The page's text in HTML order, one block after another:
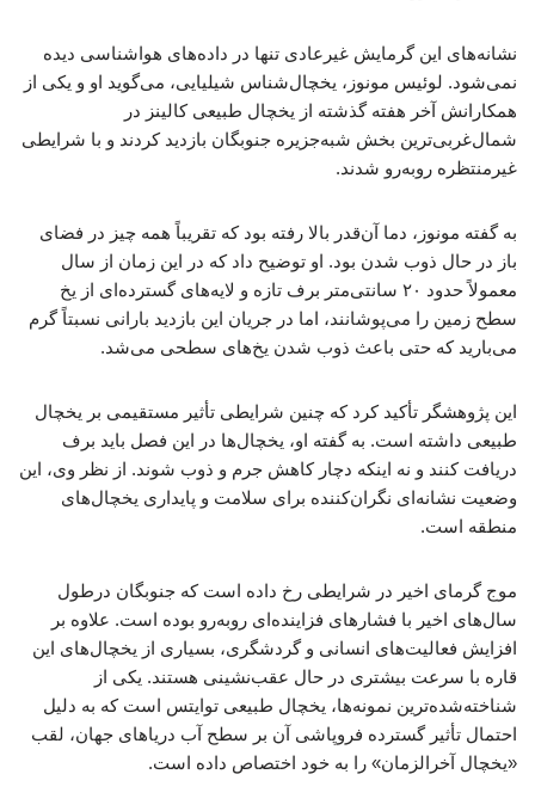
نشانه‌های این گرمایش غیرعادی تنها در داده‌های هواشناسی دیده
نمی‌شود. لوئیس مونوز، یخچال‌شناس شیلیایی، می‌گوید او و یکی از
همکارانش آخر هفته گذشته از یخچال طبیعی کالینز در
شمال‌غربی‌ترین بخش شبه‌جزیره جنوبگان بازدید کردند و با شرایطی
غیرمنتظره روبه‌رو شدند.
به گفته مونوز، دما آن‌قدر بالا رفته بود که تقریباً همه چیز در فضای
باز در حال ذوب شدن بود. او توضیح داد که در این زمان از سال
معمولاً حدود ۲۰ سانتی‌متر برف تازه و لایه‌های گسترده‌ای از یخ
سطح زمین را می‌پوشانند، اما در جریان این بازدید بارانی نسبتاً گرم
می‌بارید که حتی باعث ذوب شدن یخ‌های سطحی می‌شد.
این پژوهشگر تأکید کرد که چنین شرایطی تأثیر مستقیمی بر یخچال
طبیعی داشته است. به گفته او، یخچال‌ها در این فصل باید برف
دریافت کنند و نه اینکه دچار کاهش جرم و ذوب شوند. از نظر وی، این
وضعیت نشانه‌ای نگران‌کننده برای سلامت و پایداری یخچال‌های
منطقه است.
موج گرمای اخیر در شرایطی رخ داده است که جنوبگان درطول
سال‌های اخیر با فشارهای فزاینده‌ای روبه‌رو بوده است. علاوه بر
افزایش فعالیت‌های انسانی و گردشگری، بسیاری از یخچال‌های این
قاره با سرعت بیشتری در حال عقب‌نشینی هستند. یکی از
شناخته‌شده‌ترین نمونه‌ها، یخچال طبیعی توایتس است که به دلیل
احتمال تأثیر گسترده فروپاشی آن بر سطح آب دریاهای جهان، لقب
«یخچال آخرالزمان» را به خود اختصاص داده است.